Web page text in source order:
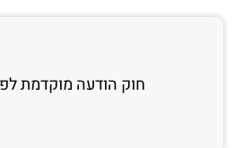
חוק הודעה מוקדמת